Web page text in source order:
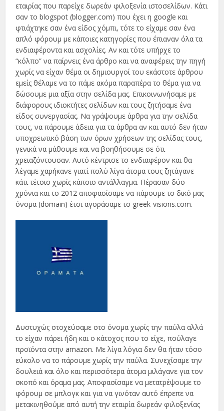
εταιρίας που παρείχε δωρεάν φιλοξενία ιστοσελίδων. Κάτι
σαν το blogspot (blogger.com) που έχει η google και
φτιάχτηκε σαν ένα είδος χόμπι, τότε το είχαμε σαν ένα
απλό φόρουμ με κάποιες κατηγορίες που έπιαναν όλα τα
ενδιαφέροντα και ασχολίες. Αν και τότε υπήρχε το
“κόλπο” να παίρνεις ένα άρθρο και να αναφέρεις την πηγή
χωρίς να είχαν θέμα οι δημιουργοί του εκάστοτε άρθρου
εμείς θέλαμε να το πάμε ακόμα παραπέρα το θέμα για να
δώσουμε μια αξία στην σελίδα μας. Επικοινωνήσαμε με
διάφορους ιδιοκτήτες σελίδων και τους ζητήσαμε ένα
είδος συνεργασίας. Να γράψουμε άρθρα για την σελίδα
τους, να πάρουμε άδεια για τα άρθρα αν και αυτό δεν ήταν
υποχρεωτικό βάση των όρων χρήσεων της σελίδας τους,
γενικά να μάθουμε και να βοηθήσουμε σε ότι
χρειαζόντουσαν. Αυτό κέντρισε το ενδιαφέρον και θα
λέγαμε χαρήκανε γιατί πολύ λίγα άτομα τους ζητάγανε
κάτι τέτοιο χωρίς κάποιο αντάλλαγμα. Πέρασαν δύο
χρόνια και το 2012 αποφασίσαμε να πάρουμε το δικό μας
όνομα (domain) έτσι αγοράσαμε το greek-visions.com.
Δυστυχώς στοχεύσαμε στο όνομα χωρίς την παύλα αλλά
το είχαν πάρει ήδη και ο κάτοχος που το είχε, πούλαγε
προϊόντα στην amazon. Με λίγα λόγια δεν θα ήταν τόσο
εύκολο να το πάρουμε χωρίς την παύλα. Συνεχίσαμε την
δουλειά και όλο και περισσότερα άτομα μιλάγανε για τον
σκοπό και όραμα μας. Αποφασίσαμε να μετατρέψουμε το
φόρουμ σε μπλογκ και για να γινόταν αυτό έπρεπε να
μετακινηθούμε από αυτή την εταιρία δωρεάν φιλοξενίας